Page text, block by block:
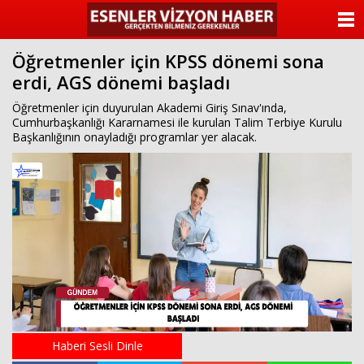
Öğretmenler için KPSS dönemi sona
erdi, AGS dönemi başladı
Öğretmenler için duyurulan Akademi Giriş Sınav'ında,
Cumhurbaşkanlığı Kararnamesi ile kurulan Talim Terbiye Kurulu
Başkanlığının onayladığı programlar yer alacak.
Haberi Sesli Dinle
ANASAYFA
KATEGORİLER
ANKETLER
FOTO GALERİ
VİDEO GALERİ
KÜNYE
İLETİŞİM